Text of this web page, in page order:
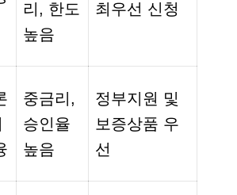
리, 한도
높음
최우선 신청
중금리,
승인율
높음
정부지원 및
보증상품 우
선